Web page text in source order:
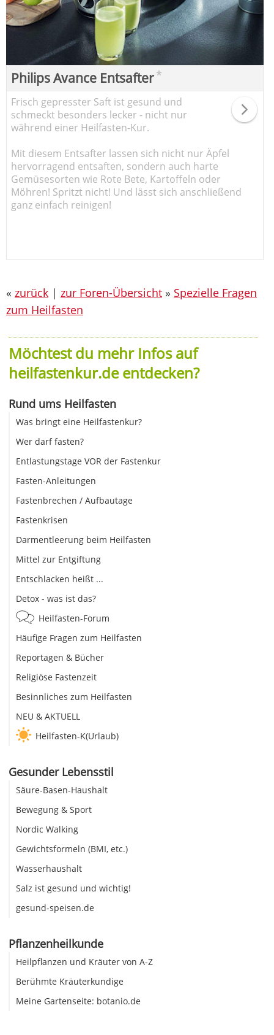
Philips Avance Entsafter*
Frisch gepresster Saft ist gesund und
schmeckt besonders lecker - nicht nur
während einer Heilfasten-Kur.
Mit diesem Entsafter lassen sich nicht nur Äpfel
hervorragend entsaften, sondern auch harte
Gemüsesorten wie Rote Bete, Kartoffeln oder
Möhren! Spritzt nicht! Und lässt sich anschließend
ganz einfach reinigen!
« zurück | zur Foren-Übersicht » Spezielle Fragen
zum Heilfasten
Möchtest du mehr Infos auf
heilfastenkur.de entdecken?
Rund ums Heilfasten
Was bringt eine Heilfastenkur?
Wer darf fasten?
Entlastungstage VOR der Fastenkur
Fasten-Anleitungen
Fastenbrechen / Aufbautage
Fastenkrisen
Darmentleerung beim Heilfasten
Mittel zur Entgiftung
Entschlacken heißt ...
Detox - was ist das?
Heilfasten-Forum
Häufige Fragen zum Heilfasten
Reportagen & Bücher
Religiöse Fastenzeit
Besinnliches zum Heilfasten
NEU & AKTUELL
Heilfasten-K(Urlaub)
Gesunder Lebensstil
Säure-Basen-Haushalt
Bewegung & Sport
Nordic Walking
Gewichtsformeln (BMI, etc.)
Wasserhaushalt
Salz ist gesund und wichtig!
gesund-speisen.de
Pflanzenheilkunde
Heilpflanzen und Kräuter von A-Z
Berühmte Kräuterkundige
Meine Gartenseite: botanio.de